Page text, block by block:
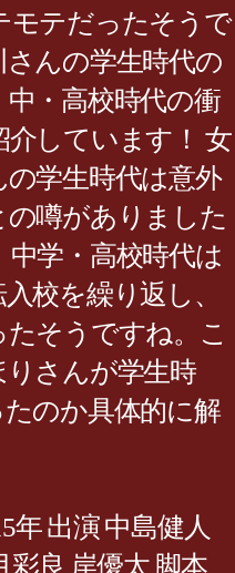
モテだったそうで
んの学生時代の
・高校時代の衝
しています！ 女
学生時代は意外
噂がありました
学・高校時代は
校を繰り返し、
そうですね。こ
さんが学生時
のか具体的に解
年 出演 中島健人
彩良 岸優太 脚本